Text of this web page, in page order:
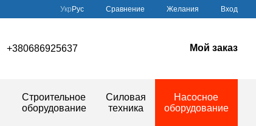
Укр Рус Сравнение Желания Вход
+380686925637 Мой заказ
Строительное
оборудование
Силовая
техника
Насосное
оборудование